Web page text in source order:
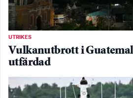
UTRIKES
Vulkanutbrott i
utfärdad